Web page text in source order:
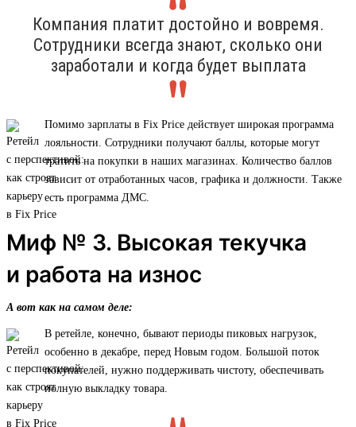
Компания платит достойно и вовремя.
Сотрудники всегда знают, сколько они
заработали и когда будет выплата
Помимо зарплаты в Fix Price действует широкая программа
лояльности. Сотрудники получают баллы, которые могут
тратить на покупки в наших магазинах. Количество баллов
зависит от отработанных часов, графика и должности. Также
есть программа ДМС.
Миф № 3. Высокая текучка
и работа на износ
А вот как на самом деле:
В ретейле, конечно, бывают периоды пиковых нагрузок,
особенно в декабре, перед Новым годом. Большой поток
покупателей, нужно поддерживать чистоту, обеспечивать
полную выкладку товара.